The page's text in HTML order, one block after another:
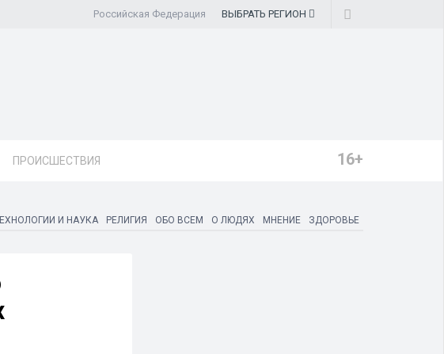
Российская Федерация ВЫБРАТЬ РЕГИОН
ПРОИСШЕСТВИЯ 16+
И НАУКА РЕЛИГИЯ ОБО ВСЕМ О ЛЮДЯХ МНЕНИЕ ЗДОРОВЬЕ